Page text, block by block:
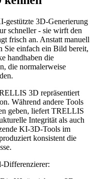
gestützte 3D-Generierung
schneller - sie wirft den
frisch an. Anstatt manuell
Sie einfach ein Bild bereit,
handhaben die
die normalerweise
3D repräsentiert
Während andere Tools
geben, liefert TRELLIS
Integrität als auch
KI-3D-Tools im
konsistent die
Differenzierer: